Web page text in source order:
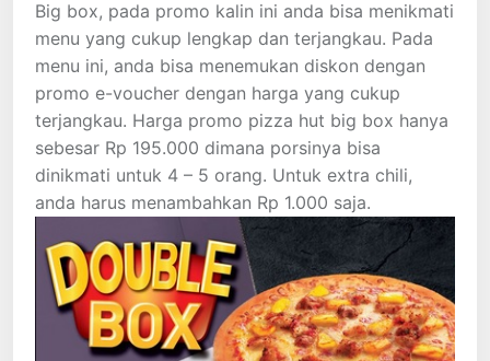
Big box, pada promo kalin ini anda bisa menikmati
menu yang cukup lengkap dan terjangkau. Pada
menu ini, anda bisa menemukan diskon dengan
promo e-voucher dengan harga yang cukup
terjangkau. Harga promo pizza hut big box hanya
sebesar Rp 195.000 dimana porsinya bisa
dinikmati untuk 4 – 5 orang. Untuk extra chili,
anda harus menambahkan Rp 1.000 saja.